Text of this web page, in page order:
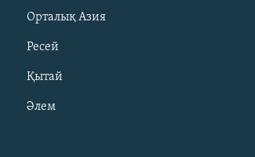
Орталық Азия
Ресей
Қытай
Әлем